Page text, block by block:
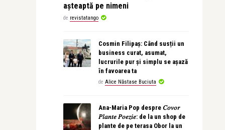
așteaptă pe nimeni
de revistatango
Cosmin Filipaș: Când susții un
business curat, asumat,
lucrurile pur și simplu se așază
în favoarea ta
de Alice Năstase Buciuta
Ana-Maria Pop despre 𝐶𝑜𝑣𝑜𝑟
𝑃𝑙𝑎𝑛𝑡𝑒 𝑃𝑜𝑒𝑧𝑖𝑒: de la un shop de
plante de pe terasa Obor la un